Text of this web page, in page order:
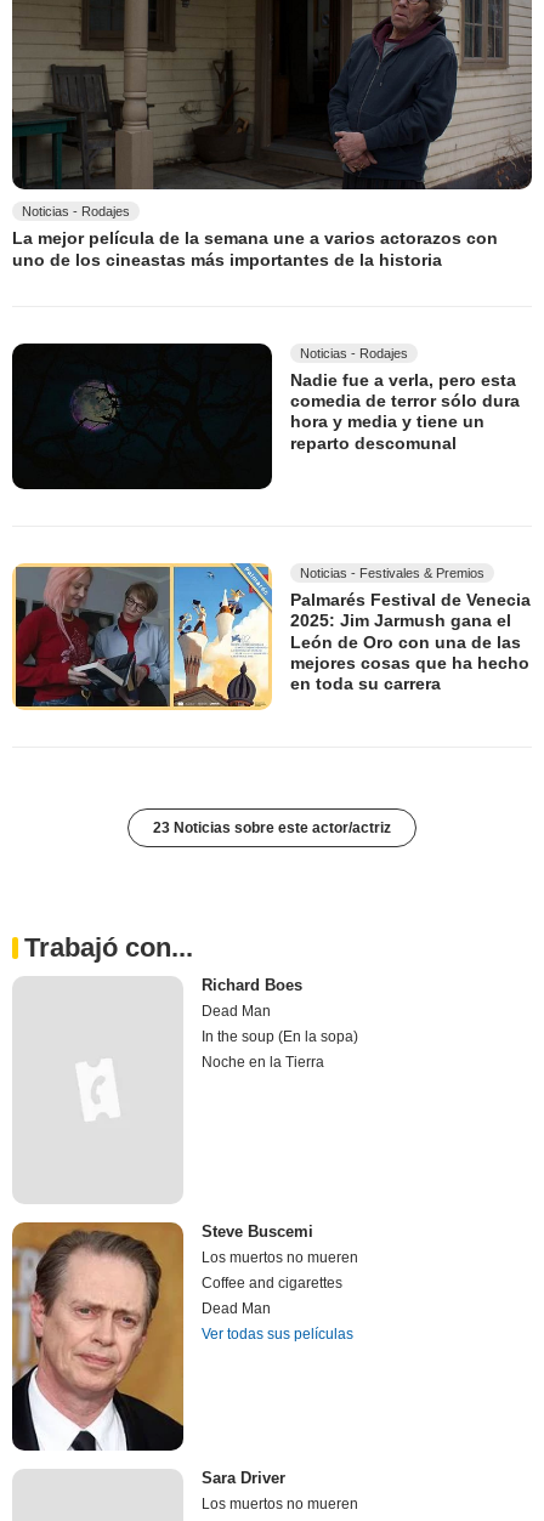
Noticias - Rodajes
La mejor película de la semana une a varios actorazos con
uno de los cineastas más importantes de la historia
Noticias - Rodajes
Nadie fue a verla, pero esta
comedia de terror sólo dura
hora y media y tiene un
reparto descomunal
Noticias - Festivales & Premios
Palmarés Festival de Venecia
2025: Jim Jarmush gana el
León de Oro con una de las
mejores cosas que ha hecho
en toda su carrera
23 Noticias sobre este actor/actriz
Trabajó con...
Richard Boes
Dead Man
In the soup (En la sopa)
Noche en la Tierra
Steve Buscemi
Los muertos no mueren
Coffee and cigarettes
Dead Man
Ver todas sus películas
Sara Driver
Los muertos no mueren